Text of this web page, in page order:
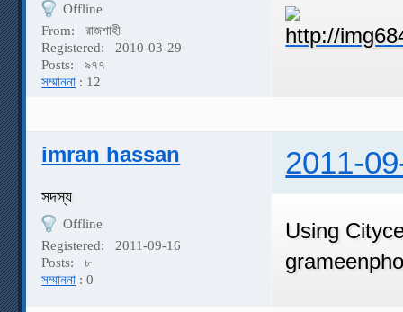
Offline
From:
রাজশাহী
Registered:
2010-03-29
Posts:
৯৭৭
সম্মাননা : 12
imran hassan 2011-
সদস্য
Offline
Registered:
2011-09-16
Posts:
৮
সম্মাননা : 0
Using